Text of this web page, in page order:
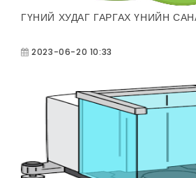
ГҮНИЙ ХУДАГ ГАРГАХ ҮНИЙН
2023-06-20 10:33